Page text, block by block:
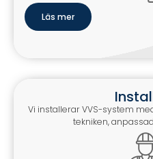
Läs mer
Vi installerar VVS-system
tekniken,